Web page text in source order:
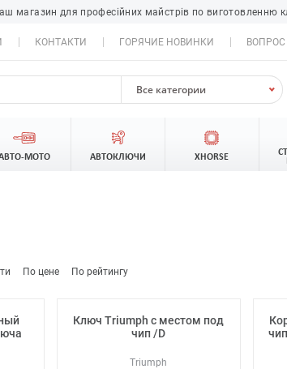
магазин для професійних майстрів по виготовленню
КОНТАКТИ ГОРЯЧИЕ НОВИНКИ ВОПРОС
Все категории
МОТО АВТОКЛЮЧИ XHORSE
По цене По рейтингу
Ключ Triumph с местом под
чип /D
Triumph